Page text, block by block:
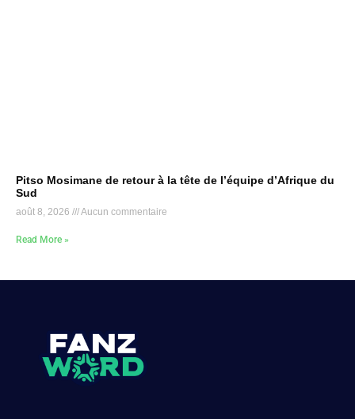
Pitso Mosimane de retour à la tête de l’équipe d’Afrique du
Sud
août 8, 2026 Aucun commentaire
Read More »